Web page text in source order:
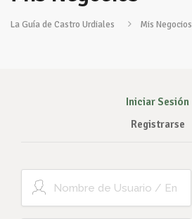
La Guía de Castro Urdiales Mis Negocios
Iniciar Sesión
Registrarse